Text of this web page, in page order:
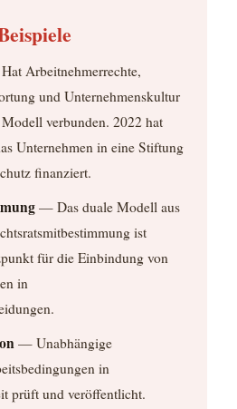
Arbeitnehmerrechte,
und Unternehmenskultur
verbunden. 2022 hat
Unternehmen in eine Stiftung
finanziert.
— Das duale Modell aus
ist
für die Einbindung von
in
— Unabhängige
in
prüft und veröffentlicht.